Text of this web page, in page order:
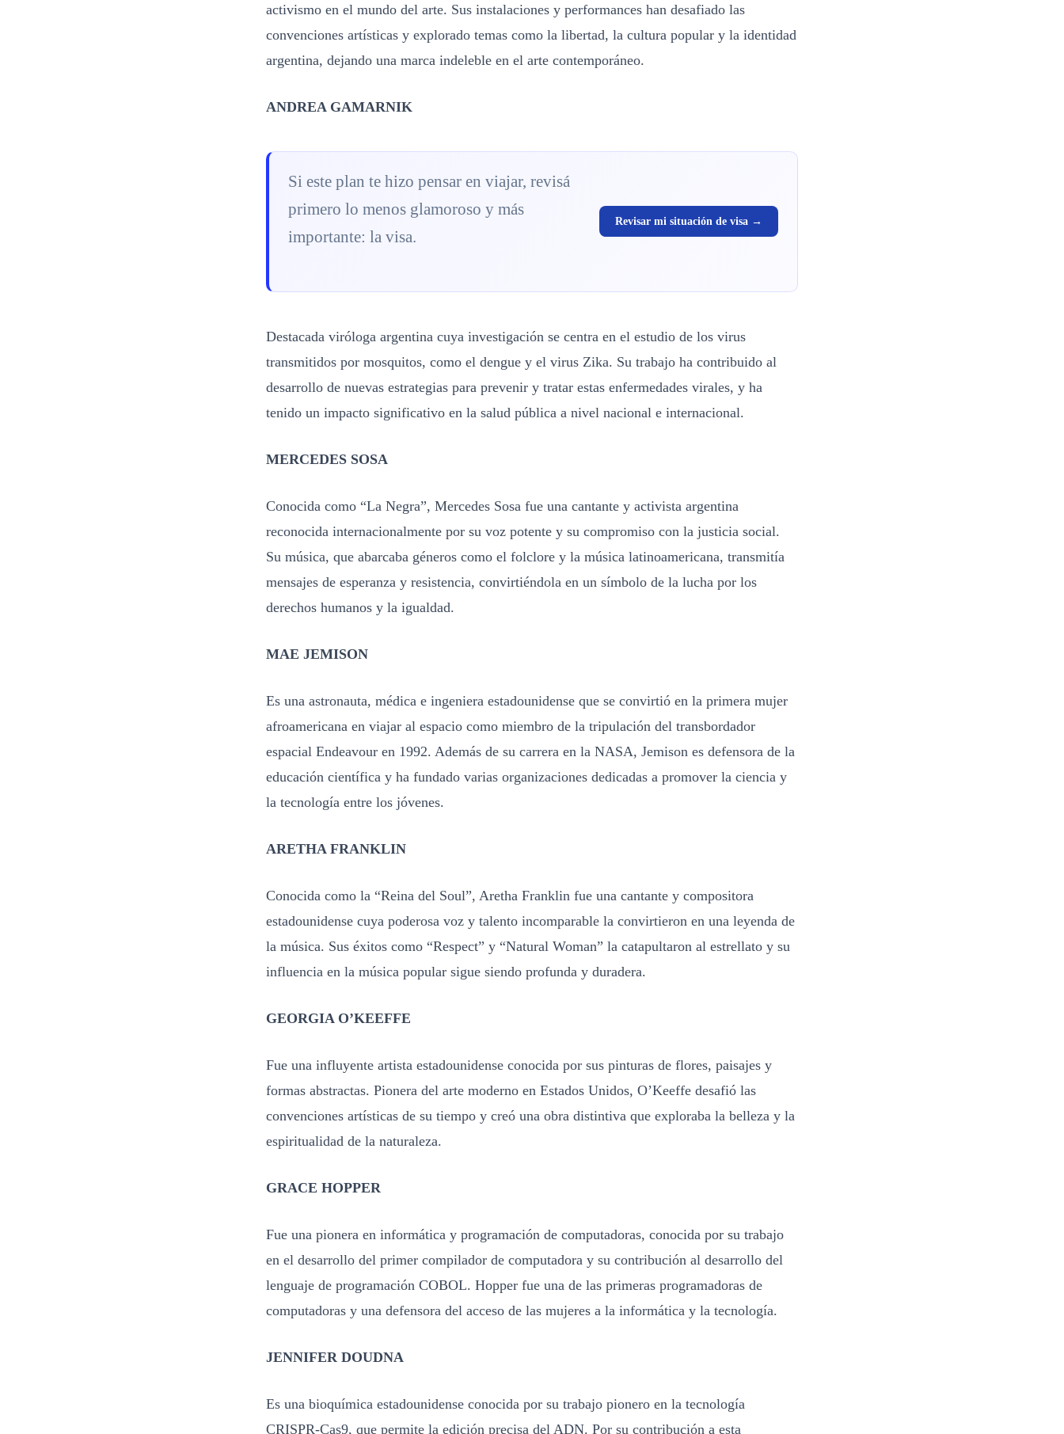
activismo en el mundo del arte. Sus instalaciones y performances han desafiado las
convenciones artísticas y explorado temas como la libertad, la cultura popular y la identidad
argentina, dejando una marca indeleble en el arte contemporáneo.
ANDREA GAMARNIK
Si este plan te hizo pensar en viajar, revisá
primero lo menos glamoroso y más
importante: la visa.
Revisar mi situación de visa →
Destacada viróloga argentina cuya investigación se centra en el estudio de los virus
transmitidos por mosquitos, como el dengue y el virus Zika. Su trabajo ha contribuido al
desarrollo de nuevas estrategias para prevenir y tratar estas enfermedades virales, y ha
tenido un impacto significativo en la salud pública a nivel nacional e internacional.
MERCEDES SOSA
Conocida como “La Negra”, Mercedes Sosa fue una cantante y activista argentina
reconocida internacionalmente por su voz potente y su compromiso con la justicia social.
Su música, que abarcaba géneros como el folclore y la música latinoamericana, transmitía
mensajes de esperanza y resistencia, convirtiéndola en un símbolo de la lucha por los
derechos humanos y la igualdad.
MAE JEMISON
Es una astronauta, médica e ingeniera estadounidense que se convirtió en la primera mujer
afroamericana en viajar al espacio como miembro de la tripulación del transbordador
espacial Endeavour en 1992. Además de su carrera en la NASA, Jemison es defensora de la
educación científica y ha fundado varias organizaciones dedicadas a promover la ciencia y
la tecnología entre los jóvenes.
ARETHA FRANKLIN
Conocida como la “Reina del Soul”, Aretha Franklin fue una cantante y compositora
estadounidense cuya poderosa voz y talento incomparable la convirtieron en una leyenda de
la música. Sus éxitos como “Respect” y “Natural Woman” la catapultaron al estrellato y su
influencia en la música popular sigue siendo profunda y duradera.
GEORGIA O’KEEFFE
Fue una influyente artista estadounidense conocida por sus pinturas de flores, paisajes y
formas abstractas. Pionera del arte moderno en Estados Unidos, O’Keeffe desafió las
convenciones artísticas de su tiempo y creó una obra distintiva que exploraba la belleza y la
espiritualidad de la naturaleza.
GRACE HOPPER
Fue una pionera en informática y programación de computadoras, conocida por su trabajo
en el desarrollo del primer compilador de computadora y su contribución al desarrollo del
lenguaje de programación COBOL. Hopper fue una de las primeras programadoras de
computadoras y una defensora del acceso de las mujeres a la informática y la tecnología.
JENNIFER DOUDNA
Es una bioquímica estadounidense conocida por su trabajo pionero en la tecnología
CRISPR-Cas9, que permite la edición precisa del ADN. Por su contribución a esta